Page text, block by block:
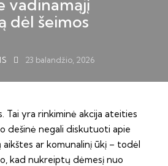
vadinamąjį
dėl šeimos
23 balandžio, 2026
Tai yra rinkiminė akcija ateities
dešinė negali diskutuoti apie
ar komunalinį ūkį – todėl
kad nukreiptų dėmesį nuo